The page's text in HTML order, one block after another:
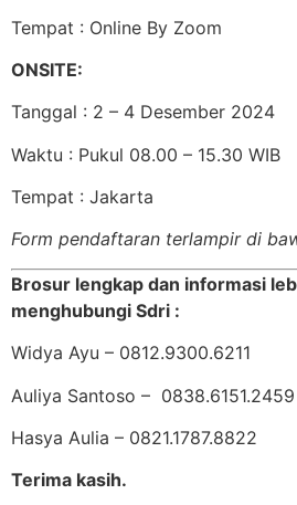
Tempat : Online By Zoom
ONSITE:
Tanggal : 2 – 4 Desember 2024
Waktu : Pukul 08.00 – 15.30 WIB
Tempat : Jakarta
Form pendaftaran terlampir di
Brosur lengkap dan informasi
menghubungi Sdri :
Widya Ayu – 0812.9300.6211
Auliya Santoso – 0838.6151.2459
Hasya Aulia – 0821.1787.8822
Terima kasih.